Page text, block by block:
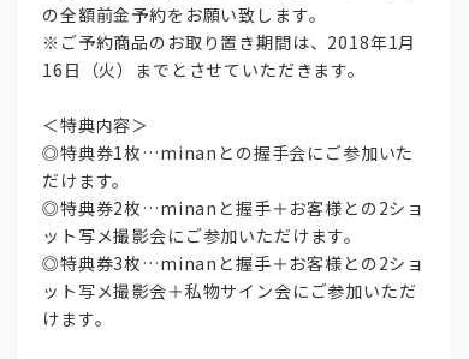
の全額前金予約をお願い致します。
※ご予約商品のお取り置き期間は、2018年1月
16日（火）までとさせていただきます。
＜特典内容＞
◎特典券1枚…minanとの握手会にご参加いた
だけます。
◎特典券2枚…minanと握手＋お客様との2ショ
ット写メ撮影会にご参加いただけます。
◎特典券3枚…minanと握手＋お客様との2ショ
ット写メ撮影会＋私物サイン会にご参加いただ
けます。